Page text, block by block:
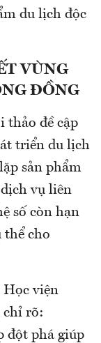
du lịch độc
VÙNG
ĐỒNG
thảo đề cập
triển du lịch
sản phẩm
vụ liên
số còn hạn
thể cho
Học viện
chỉ rõ:
đột phá giúp